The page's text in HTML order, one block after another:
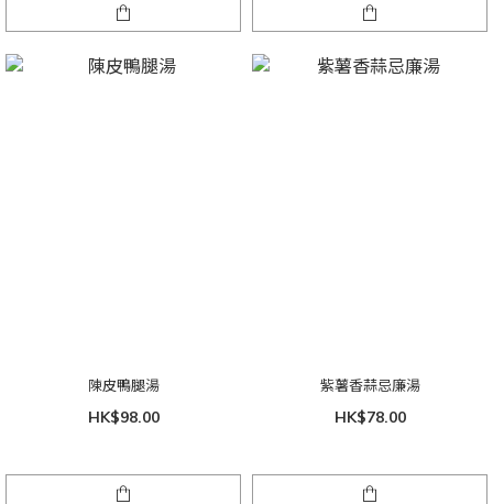
陳皮鴨腿湯
HK$98.00
紫薯香蒜忌廉湯
HK$78.00